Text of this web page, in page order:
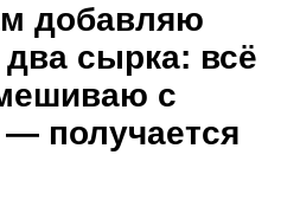
добавляю
сырка: всё
с
получается